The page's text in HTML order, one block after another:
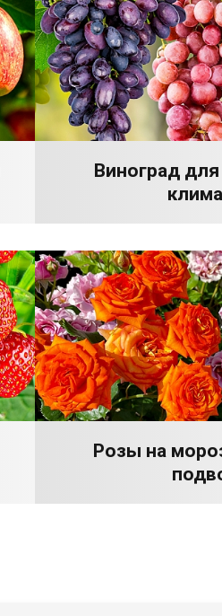
Виноград
Розы на